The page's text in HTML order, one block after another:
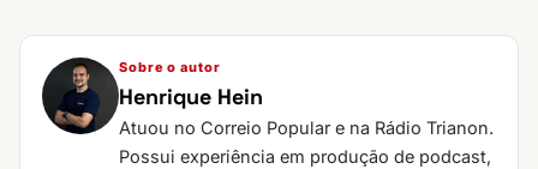
Sobre o autor
Henrique Hein
Atuou no Correio Popular e na Rádio Trianon.
Possui experiência em produção de podcast,